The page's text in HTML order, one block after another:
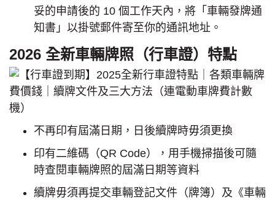
妥的申請後的 10 個工作天內，將「車輛發牌通
知書」以掛號郵件寄至你的通訊地址。
2026 全新車輛牌照（行車證）特點
不再印有屆滿日期，日後續牌時毋須更換
印有二維碼（QR Code），用手機掃描後可隨
時查閱車輛牌照的屆滿日期等資料
續牌毋須再提交車輛登記文件（牌簿）及《車輛